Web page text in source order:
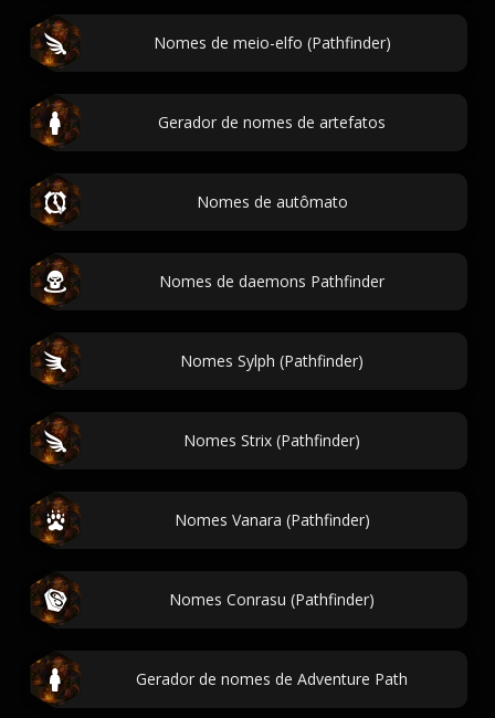
Nomes de meio-elfo (Pathfinder)
Gerador de nomes de artefatos
Nomes de autômato
Nomes de daemons Pathfinder
Nomes Sylph (Pathfinder)
Nomes Strix (Pathfinder)
Nomes Vanara (Pathfinder)
Nomes Conrasu (Pathfinder)
Gerador de nomes de Adventure Path